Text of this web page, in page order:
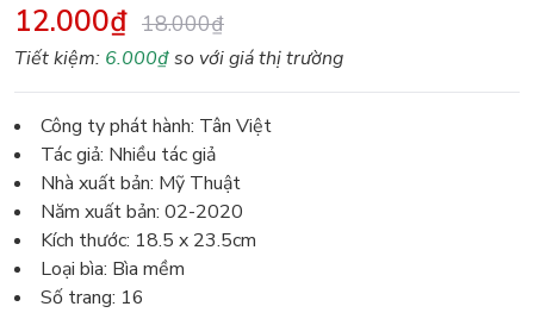
12.000₫ 18.000₫
Tiết kiệm: 6.000₫so với giá thị trường
Công ty phát hành: Tân Việt
Tác giả: Nhiều tác giả
Nhà xuất bản: Mỹ Thuật
Năm xuất bản: 02-2020
Kích thước: 18.5 x 23.5cm
Loại bìa: Bìa mềm
Số trang: 16